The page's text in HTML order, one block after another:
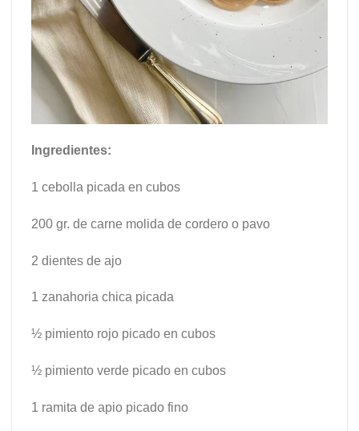
Ingredientes:
1 cebolla picada en cubos
200 gr. de carne molida de cordero o pavo
2 dientes de ajo
1 zanahoria chica picada
½ pimiento rojo picado en cubos
½ pimiento verde picado en cubos
1 ramita de apio picado fino